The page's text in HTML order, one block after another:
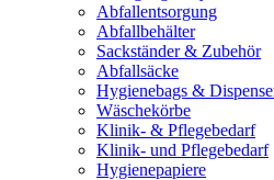
Abfallentsorgung
Abfallbehälter
Sackständer & Zubehör
Abfallsäcke
Hygienebags &
Wäschekörbe
Klinik- & Pflegebedarf
Klinik- und Pflegebedarf
Hygienepapiere